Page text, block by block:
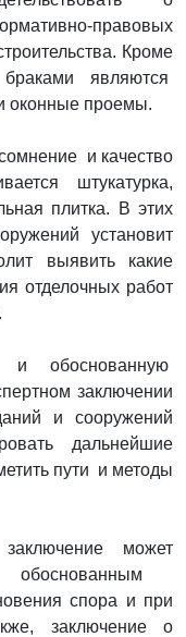
правовых
Кроме
являются
оконные проемы.
и качество
штукатурка,
плитка. В этих
установит
выявить какие
отделочных работ
обоснованную
заключении
и сооружений
дальнейшие
пути и методы
может
обоснованным
спора и при
заключение о